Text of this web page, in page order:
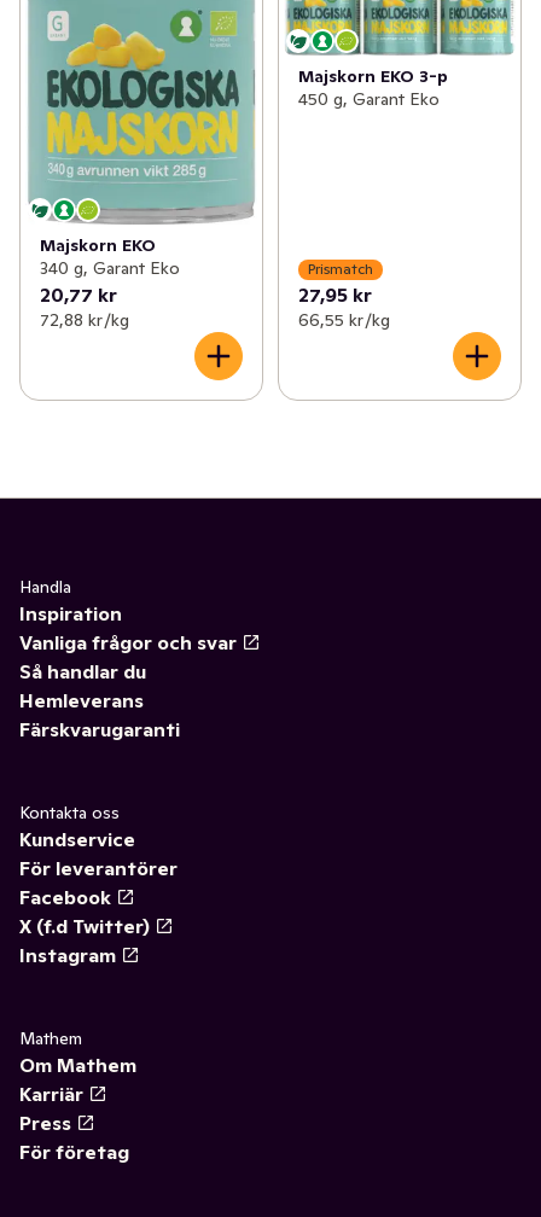
Majskorn EKO
340 g, Garant Eko
20,77 kr
72,88 kr /kg
Majskorn EKO 3-p
450 g, Garant Eko
Prismatch
27,95 kr
66,55 kr /kg
Handla
Inspiration
Vanliga frågor och svar
Så handlar du
Hemleverans
Färskvarugaranti
Kontakta oss
Kundservice
För leverantörer
Facebook
X (f.d Twitter)
Instagram
Mathem
Om Mathem
Karriär
Press
För företag